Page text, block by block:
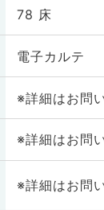
78 床
電子カルテ
※詳細はお問
※詳細はお問
※詳細はお問